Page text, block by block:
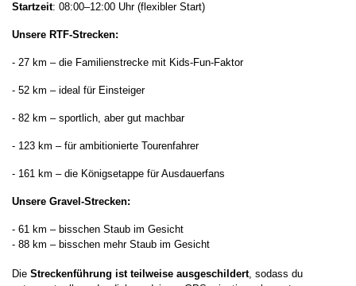
Startzeit: 08:00–12:00 Uhr (flexibler Start)
Unsere RTF-Strecken:
- 27 km – die Familienstrecke mit Kids-Fun-Faktor
- 52 km – ideal für Einsteiger
- 82 km – sportlich, aber gut machbar
- 123 km – für ambitionierte Tourenfahrer
- 161 km – die Königsetappe für Ausdauerfans
Unsere Gravel-Strecken:
- 61 km – bisschen Staub im Gesicht
- 88 km – bisschen mehr Staub im Gesicht
Die Streckenführung ist teilweise ausgeschildert, sodass du